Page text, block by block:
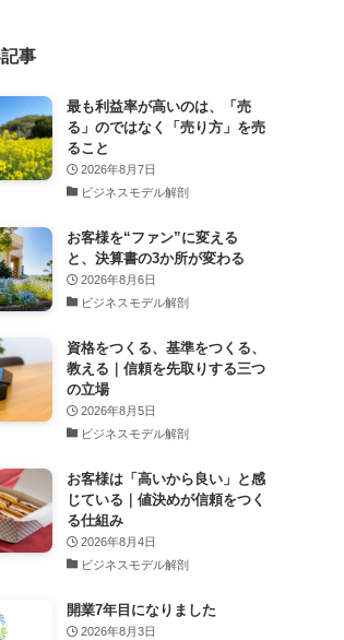
事
最も利益率が高いのは、「売
る」のではなく「売り方」を売
ること
2026年8月7日
ビジネスモデル解剖
お客様を“ファン”に変える
と、決算書の3か所が変わる
2026年8月6日
ビジネスモデル解剖
資格をつくる、基準をつくる、
教える｜信頼を先取りする三つ
の立場
2026年8月5日
ビジネスモデル解剖
お客様は「高いから良い」と感
じている｜値決めが信頼をつく
る仕組み
2026年8月4日
ビジネスモデル解剖
開業7年目になりました
2026年8月3日